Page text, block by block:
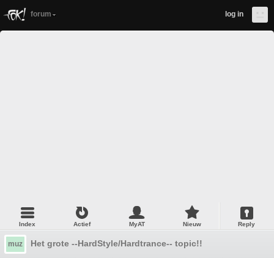
forum log in
Index Actief MyAT Nieuw Reply
muz Het grote --HardStyle/Hardtrance-- topic!!